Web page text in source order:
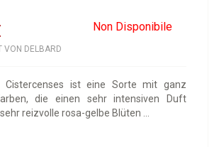
Non Disponibile
VON DELBARD
Cistercenses ist eine Sorte mit ganz
die einen sehr intensiven Duft
reizvolle rosa-gelbe Blüten ...